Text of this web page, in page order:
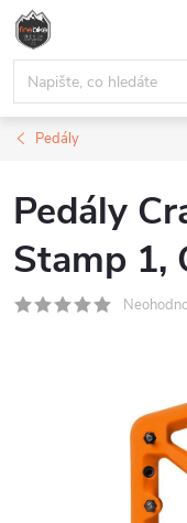
Přejít
obsah
Pedály
Pedály
Stamp 1,